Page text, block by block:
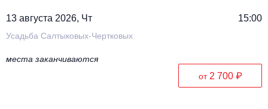
13 августа 2026, Чт 15:00
Усадьба Салтыковых-Чертковых
места заканчиваются
от 2 700 ₽